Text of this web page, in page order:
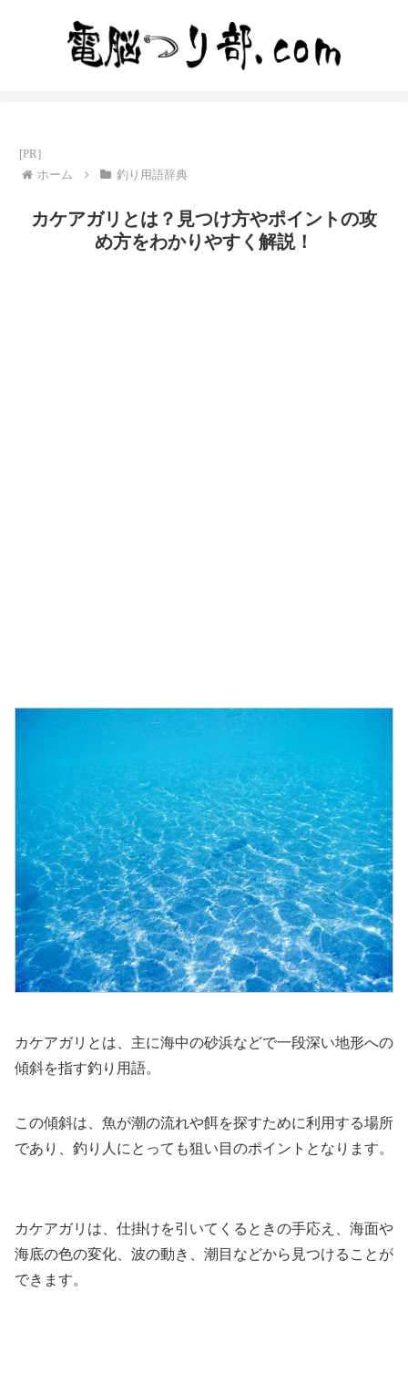
ホーム 釣り用語辞典
カケアガリとは？見つけ方やポイントの攻
め方をわかりやすく解説！
カケアガリとは、主に海中の砂浜などで一段深い地形への
傾斜を指す釣り用語。
この傾斜は、魚が潮の流れや餌を探すために利用する場所
であり、釣り人にとっても狙い目のポイントとなります。
カケアガリは、仕掛けを引いてくるときの手応え、海面や
海底の色の変化、波の動き、潮目などから見つけることが
できます。